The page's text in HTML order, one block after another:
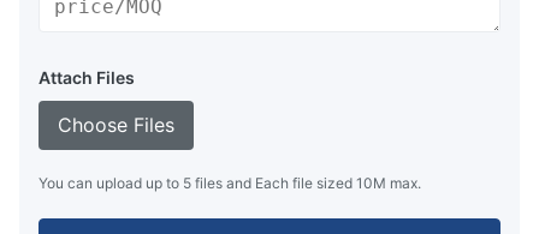
Attach Files
Choose Files
You can upload up to 5 files and Each file sized 10M max.